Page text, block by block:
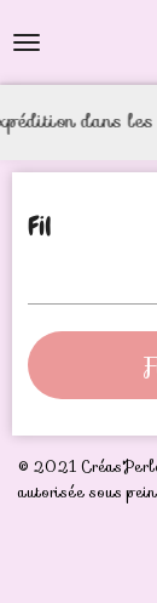
principal
les 2 à 3 jours
Fil
© 2021
autorisée sous